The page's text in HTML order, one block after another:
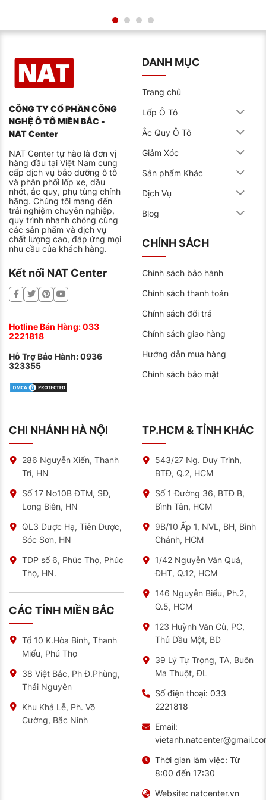
Bảo quản
2 Turbo 4T ở nơi khô ráo, thoáng mát, tránh ánh nắng
trực tiếp.
Lưu ý khi sử dụng
Không đổ dầu động cơ khi động cơ đang nóng.
Không đổ quá mức quy định.
Vệ sinh sạch sẽ tay trước khi tiếp xúc với dầu nhớt.
Dầu động cơ xe ô tô cao cấp NPOIL RESSO 2 Turbo
CÔNG TY CỔ PHẦN CÔNG
NGHỆ Ô TÔ MIỀN BẮC -
NAT Center
NAT Center tự hào là đơn vị
hàng đầu tại Việt Nam cung
cấp dịch vụ bảo dưỡng ô tô
và phân phối lốp xe, dầu
nhớt, ắc quy, phụ tùng chính
hãng. Chúng tôi mang đến
trải nghiệm chuyên nghiệp,
quy trình nhanh chóng cùng
các sản phẩm và dịch vụ
chất lượng cao, đáp ứng mọi
nhu cầu của khách hàng.
Kết nối NAT Center
Hotline Bán Hàng:033
2221818
Hỗ Trợ Bảo Hành:0936
323355
DANH MỤC
Trang chủ
Lốp Ô Tô
Ắc Quy Ô Tô
Giảm Xóc
Sản phẩm Khác
Dịch Vụ
Blog
CHÍNH SÁCH
Chính sách bảo hành
Chính sách thanh toán
Chính sách đổi trả
Chính sách giao hàng
Hướng dẫn mua hàng
Chính sách bảo mật
CHI NHÁNH HÀ NỘI
286 Nguyễn Xiển, Thanh
Trì, HN
Số 17 No10B ĐTM, SĐ,
Long Biên, HN
QL3 Dược Hạ, Tiên Dược,
Sóc Sơn, HN
TDP số 6, Phúc Thọ, Phúc
Thọ, HN.
CÁC TỈNH MIỀN BẮC
Tổ 10 K.Hòa Bình, Thanh
Miếu, Phú Thọ
38 Việt Bắc, Ph Đ.Phùng,
Thái Nguyên
Khu Khả Lễ, Ph. Võ
Cường, Bắc Ninh
TP.HCM & TỈNH KHÁC
543/27 Ng. Duy Trinh,
BTĐ, Q.2, HCM
Số 1 Đường 36, BTĐ B,
Bình Tân, HCM
9B/10 Ấp 1, NVL, BH, Bình
Chánh, HCM
1/42 Nguyễn Văn Quá,
ĐHT, Q.12, HCM
146 Nguyễn Biểu, Ph.2,
Q.5, HCM
123 Huỳnh Văn Cù, PC,
Thủ Dầu Một, BD
39 Lý Tự Trọng, TA, Buôn
Ma Thuột, ĐL
Số điện thoại: 033
2221818
Email:
Thời gian làm việc: Từ
8:00 đến 17:30
Website: natcenter.vn